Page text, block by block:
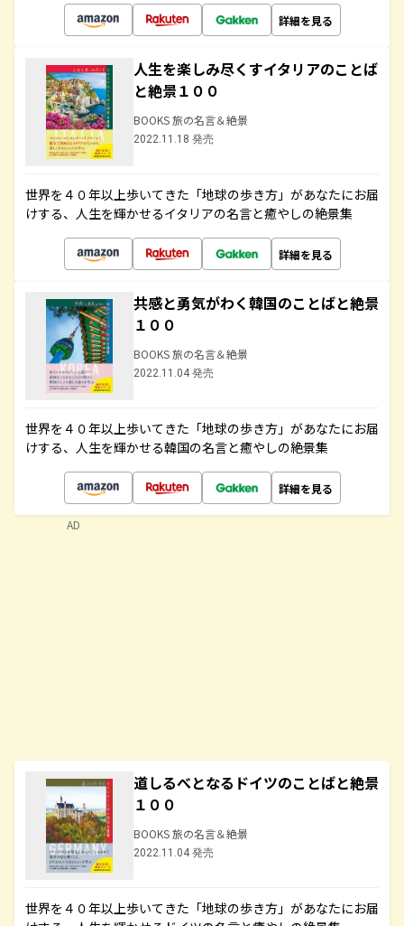
詳細を見る
人生を楽しみ尽くすイタリアのことば
と絶景１００
BOOKS 旅の名言＆絶景
2022.11.18 発売
世界を４０年以上歩いてきた「地球の歩き方」があなたにお届
けする、人生を輝かせるイタリアの名言と癒やしの絶景集
詳細を見る
共感と勇気がわく韓国のことばと絶景
１００
BOOKS 旅の名言＆絶景
2022.11.04 発売
世界を４０年以上歩いてきた「地球の歩き方」があなたにお届
けする、人生を輝かせる韓国の名言と癒やしの絶景集
詳細を見る
道しるべとなるドイツのことばと絶景
１００
BOOKS 旅の名言＆絶景
2022.11.04 発売
世界を４０年以上歩いてきた「地球の歩き方」があなたにお届
AD